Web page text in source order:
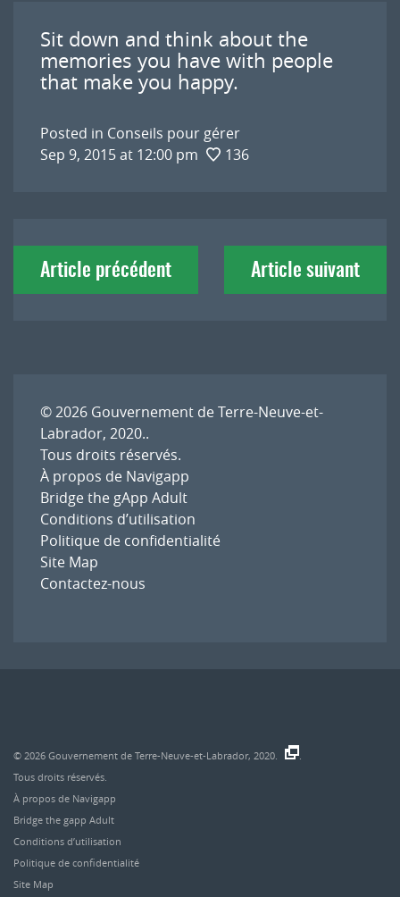
Sit down and think about the
memories you have with people
that make you happy.
Posted in Conseils pour gérer
Sep 9, 2015 at 12:00 pm
136
Navigation
deArticle précédent Article suivant
© 2026 Gouvernement de Terre-Neuve-et-
Labrador, 2020..
Tous droits réservés.
À propos de Navigapp
Bridge the gApp Adult
Conditions d’utilisation
Politique de confidentialité
Site Map
Contactez-nous
© 2026 Gouvernement de Terre-Neuve-et-Labrador, 2020.
Tous droits réservés.
À propos de Navigapp
Bridge the gapp Adult
Conditions d’utilisation
Politique de confidentialité
Site Map